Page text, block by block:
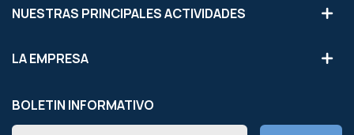
NUESTRAS PRINCIPALES ACTIVIDADES
LA EMPRESA
BOLETIN INFORMATIVO
Inscríbete